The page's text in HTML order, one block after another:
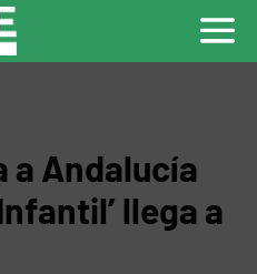
a Andalucía
llega a